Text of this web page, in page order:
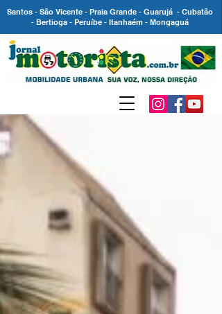
Santos - São Vicente - Praia Grande - Guarujá - Cubatão
- Bertioga - Peruíbe - Itanhaém - Mongaguá